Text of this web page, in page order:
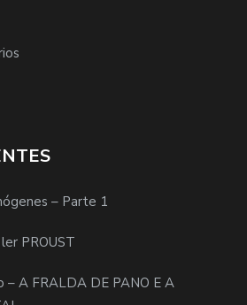
– Parte 1
PROUST
A FRALDA DE PANO E A